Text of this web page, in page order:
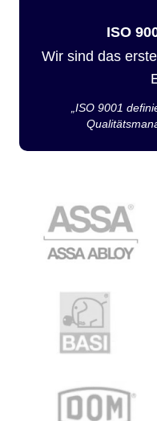
ISO
Wir sind das
„ISO 9001